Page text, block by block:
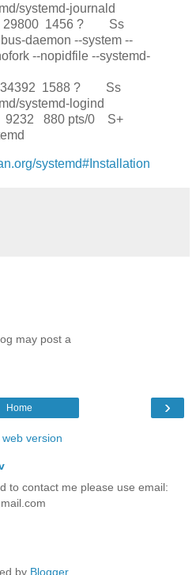
systemd-journald
1456 ? Ss
daemon --system --
--nopidfile --systemd-
1588 ? Ss
systemd-logind
880 pts/0 S+
systemd#Installation
may post a
›
Home
web version
to contact me please use email:
by Blogger.